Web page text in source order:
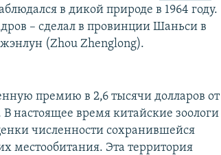
в дикой природе в 1964 году.
– сделал в провинции Шаньси в
(Zhou Zhenglong).
премию в 2,6 тысячи долларов от
настоящее время китайские зоологи
численности сохранившейся
местообитания. Эта территория